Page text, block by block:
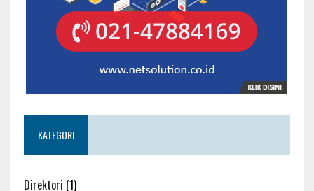
KATEGORI
Direktori (1)